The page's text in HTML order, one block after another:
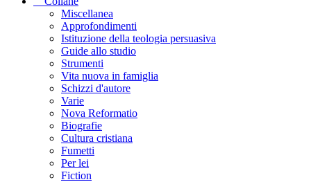
Miscellanea
Approfondimenti
Istituzione della teologia persuasiva
Guide allo studio
Strumenti
Vita nuova in famiglia
Schizzi d'autore
Varie
Nova Reformatio
Biografie
Cultura cristiana
Fumetti
Per lei
Fiction